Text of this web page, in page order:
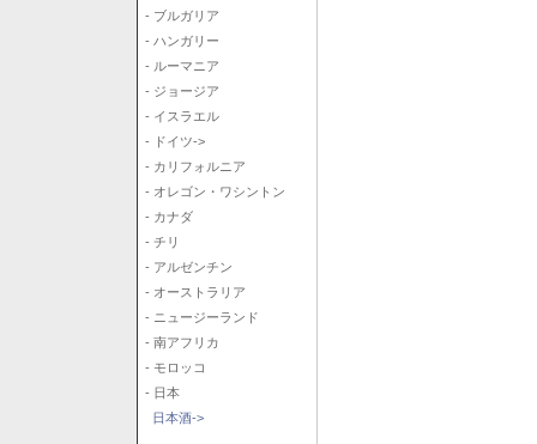
- ブルガリア
- ハンガリー
- ルーマニア
- ジョージア
- イスラエル
- ドイツ->
- カリフォルニア
- オレゴン・ワシントン
- カナダ
- チリ
- アルゼンチン
- オーストラリア
- ニュージーランド
- 南アフリカ
- モロッコ
- 日本
日本酒->